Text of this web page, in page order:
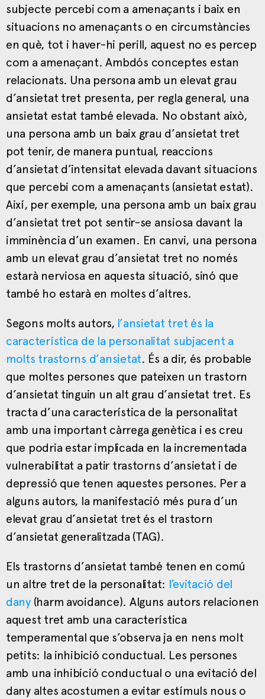
subjecte percebi com a amenaçants i baix en
situacions no amenaçants o en circumstàncies
en què, tot i haver-hi perill, aquest no es percep
com a amenaçant. Ambdós conceptes estan
relacionats. Una persona amb un elevat grau
d’ansietat tret presenta, per regla general, una
ansietat estat també elevada. No obstant això,
una persona amb un baix grau d’ansietat tret
pot tenir, de manera puntual, reaccions
d’ansietat d’intensitat elevada davant situacions
que percebi com a amenaçants (ansietat estat).
Així, per exemple, una persona amb un baix grau
d’ansietat tret pot sentir-se ansiosa davant la
imminència d’un examen. En canvi, una persona
amb un elevat grau d’ansietat tret no només
estarà nerviosa en aquesta situació, sinó que
també ho estarà en moltes d’altres.
Segons molts autors, l’ansietat tret és la
característica de la personalitat subjacent a
molts trastorns d’ansietat. És a dir, és probable
que moltes persones que pateixen un trastorn
d’ansietat tinguin un alt grau d’ansietat tret. Es
tracta d’una característica de la personalitat
amb una important càrrega genètica i es creu
que podria estar implicada en la incrementada
vulnerabilitat a patir trastorns d’ansietat i de
depressió que tenen aquestes persones. Per a
alguns autors, la manifestació més pura d’un
elevat grau d’ansietat tret és el trastorn
d’ansietat generalitzada (TAG).
Els trastorns d’ansietat també tenen en comú
un altre tret de la personalitat: l’evitació del
dany(harm avoidance). Alguns autors relacionen
aquest tret amb una característica
temperamental que s’observa ja en nens molt
petits: la inhibició conductual. Les persones
amb una inhibició conductual o una evitació del
dany altes acostumen a evitar estímuls nous o